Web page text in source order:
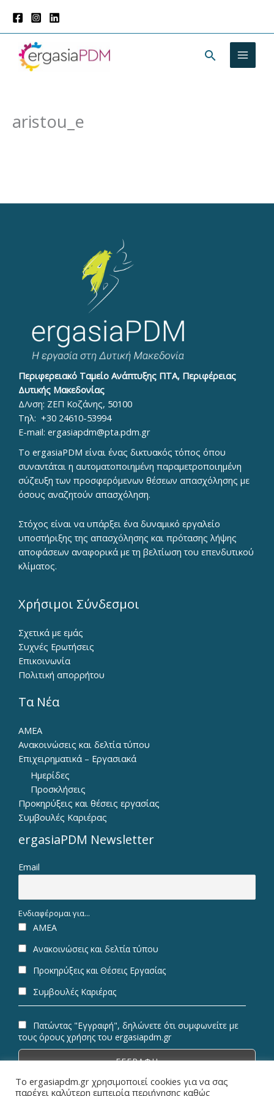
στο
περιεχόμενο
aristou_e
Περιφερειακό Ταμείο Ανάπτυξης ΠΤΑ, Περιφέρειας
Δυτικής Μακεδονίας
Δ/νση: ΖΕΠ Κοζάνης, 50100
Τηλ: +30 24610-53994
E-mail: ergasiapdm@pta.pdm.gr
To ergasiaPDM είναι ένας δικτυακός τόπος όπου
συναντάται η αυτοματοποιημένη παραμετροποιημένη
σύζευξη των προσφερόμενων θέσεων απασχόλησης με
όσους αναζητούν απασχόληση.
Στόχος είναι να υπάρξει ένα δυναμικό εργαλείο
υποστήριξης της απασχόλησης και πρότασης λήψης
αποφάσεων αναφορικά με τη βελτίωση του επενδυτικού
κλίματος.
Χρήσιμοι Σύνδεσμοι
Σχετικά με εμάς
Συχνές Ερωτήσεις
Επικοινωνία
Πολιτική απορρήτου
Τα Νέα
ΑΜΕΑ
Ανακοινώσεις και δελτία τύπου
Επιχειρηματικά – Εργασιακά
Ημερίδες
Προσκλήσεις
Προκηρύξεις και θέσεις εργασίας
Συμβουλές Καριέρας
ergasiaPDM Newsletter
Email
Ενδιαφέρομαι για...
ΑΜΕΑ
Ανακοινώσεις και δελτία τύπου
Προκηρύξεις και Θέσεις Εργασίας
Συμβουλές Καριέρας
Πατώντας "Εγγραφή", δηλώνετε ότι συμφωνείτε με
τους όρους χρήσης του ergasiapdm.gr
Το ergasiapdm.gr χρησιμοποιεί cookies για να σας
παρέχει καλύτερη εμπειρία περιήγησης καθώς